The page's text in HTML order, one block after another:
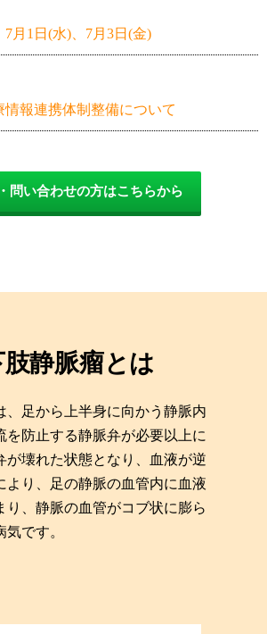
7月1日(水)、7月3日(金)
報連携体制整備について
問い合わせの方はこちらから
静脈瘤とは​
、足から上半身に向かう静脈内
を防止する静脈弁が必要以上に
が壊れた状態となり、血液が逆
より、足の静脈の血管内に血液
り、静脈の血管がコブ状に膨ら
です。